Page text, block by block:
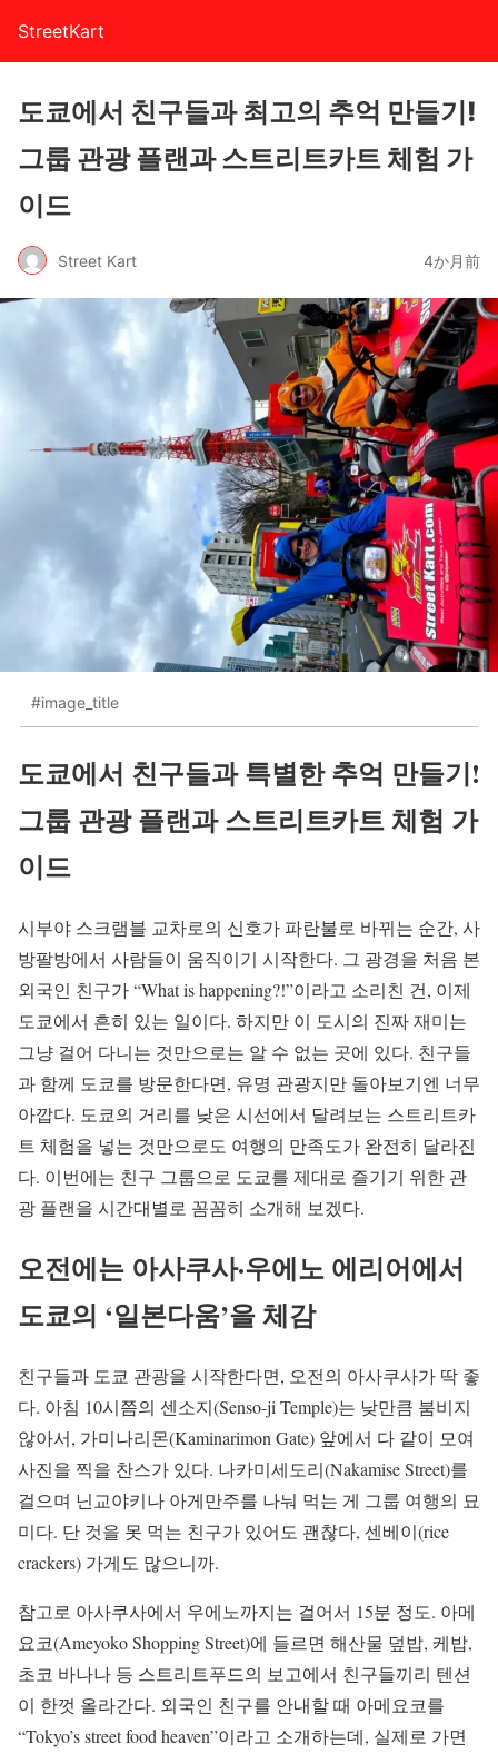
StreetKart
도쿄에서 친구들과 최고의 추억 만들기!
그룹 관광 플랜과 스트리트카트 체험 가
이드
Street Kart 4か月前
#image_title
도쿄에서 친구들과 특별한 추억 만들기!
그룹 관광 플랜과 스트리트카트 체험 가
이드
시부야 스크램블 교차로의 신호가 파란불로 바뀌는 순간, 사
방팔방에서 사람들이 움직이기 시작한다. 그 광경을 처음 본
외국인 친구가 “What is happening?!”이라고 소리친 건, 이제
도쿄에서 흔히 있는 일이다. 하지만 이 도시의 진짜 재미는
그냥 걸어 다니는 것만으로는 알 수 없는 곳에 있다. 친구들
과 함께 도쿄를 방문한다면, 유명 관광지만 돌아보기엔 너무
아깝다. 도쿄의 거리를 낮은 시선에서 달려보는 스트리트카
트 체험을 넣는 것만으로도 여행의 만족도가 완전히 달라진
다. 이번에는 친구 그룹으로 도쿄를 제대로 즐기기 위한 관
광 플랜을 시간대별로 꼼꼼히 소개해 보겠다.
오전에는 아사쿠사·우에노 에리어에서
도쿄의 ‘일본다움’을 체감
친구들과 도쿄 관광을 시작한다면, 오전의 아사쿠사가 딱 좋
다. 아침 10시쯤의 센소지(Senso-ji Temple)는 낮만큼 붐비지
않아서, 가미나리몬(Kaminarimon Gate) 앞에서 다 같이 모여
사진을 찍을 찬스가 있다. 나카미세도리(Nakamise Street)를
걸으며 닌교야키나 아게만주를 나눠 먹는 게 그룹 여행의 묘
미다. 단 것을 못 먹는 친구가 있어도 괜찮다, 센베이(rice
crackers) 가게도 많으니까.
참고로 아사쿠사에서 우에노까지는 걸어서 15분 정도. 아메
요코(Ameyoko Shopping Street)에 들르면 해산물 덮밥, 케밥,
초코 바나나 등 스트리트푸드의 보고에서 친구들끼리 텐션
이 한껏 올라간다. 외국인 친구를 안내할 때 아메요코를
“Tokyo’s street food heaven”이라고 소개하는데, 실제로 가면